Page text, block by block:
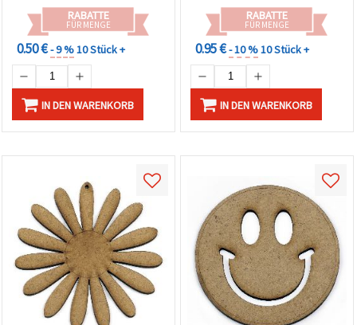
RABATTE
FÜR MENGE
0.50 €- 9 %10 Stück +
IN DEN WARENKORB
RABATTE
FÜR MENGE
0.95 €- 10 %10 Stück +
IN DEN WARENKORB